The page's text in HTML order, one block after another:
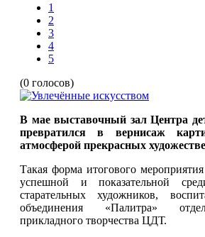
1
2
3
4
5
(0 голосов)
В мае выставочный зал Центра
превратился в вернисаж
атмосферой прекрасных
Такая форма итогового мероприятия
успешной и показательной
старательных художников,
объединения «Палитра»
прикладного творчества ЦДТ.